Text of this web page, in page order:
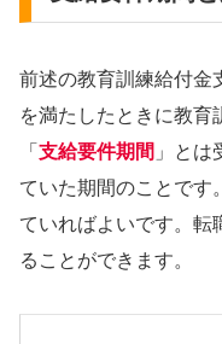
前述の教育訓練給付金
を満たしたときに教育
「 支給要件期間 」と
ていた期間のことです
ていればよいです。転
ることができます。